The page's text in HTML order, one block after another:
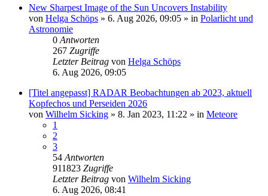
New Sharpest Image of the Sun Uncovers Instability
von Helga Schöps » 6. Aug 2026, 09:05 » in Polarlicht und
Astronomie
0 Antworten
267 Zugriffe
Letzter Beitrag von Helga Schöps
6. Aug 2026, 09:05
[Titel angepasst] RADAR Beobachtungen ab 2023, aktuell
Kopfechos und Perseiden 2026
von Wilhelm Sicking » 8. Jan 2023, 11:22 » in Meteore
1
2
3
54 Antworten
911823 Zugriffe
Letzter Beitrag von Wilhelm Sicking
6. Aug 2026, 08:41